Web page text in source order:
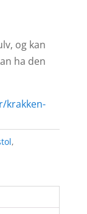
og kan
ha den
krakken-
,